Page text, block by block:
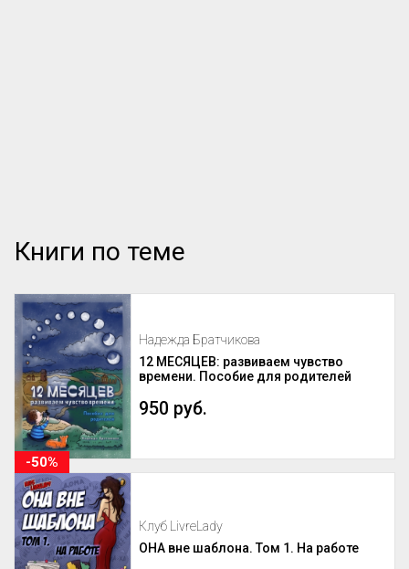
Книги по теме
Надежда Братчикова
12 МЕСЯЦЕВ: развиваем чувство
времени. Пособие для родителей
950 руб.
Клуб LivreLady
ОНА вне шаблона. Том 1. На работе
-50%